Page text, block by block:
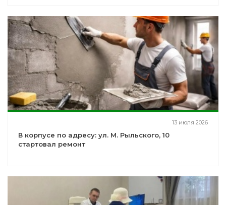
13 июля 2026
В корпусе по адресу: ул. М. Рыльского, 10
стартовал ремонт